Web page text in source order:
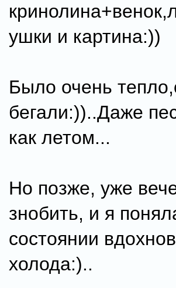
ушки и картина:))
Было очень
бегали:))..Даже
как летом...
Но позже, уже
знобить, и я
состоянии
холода:)..